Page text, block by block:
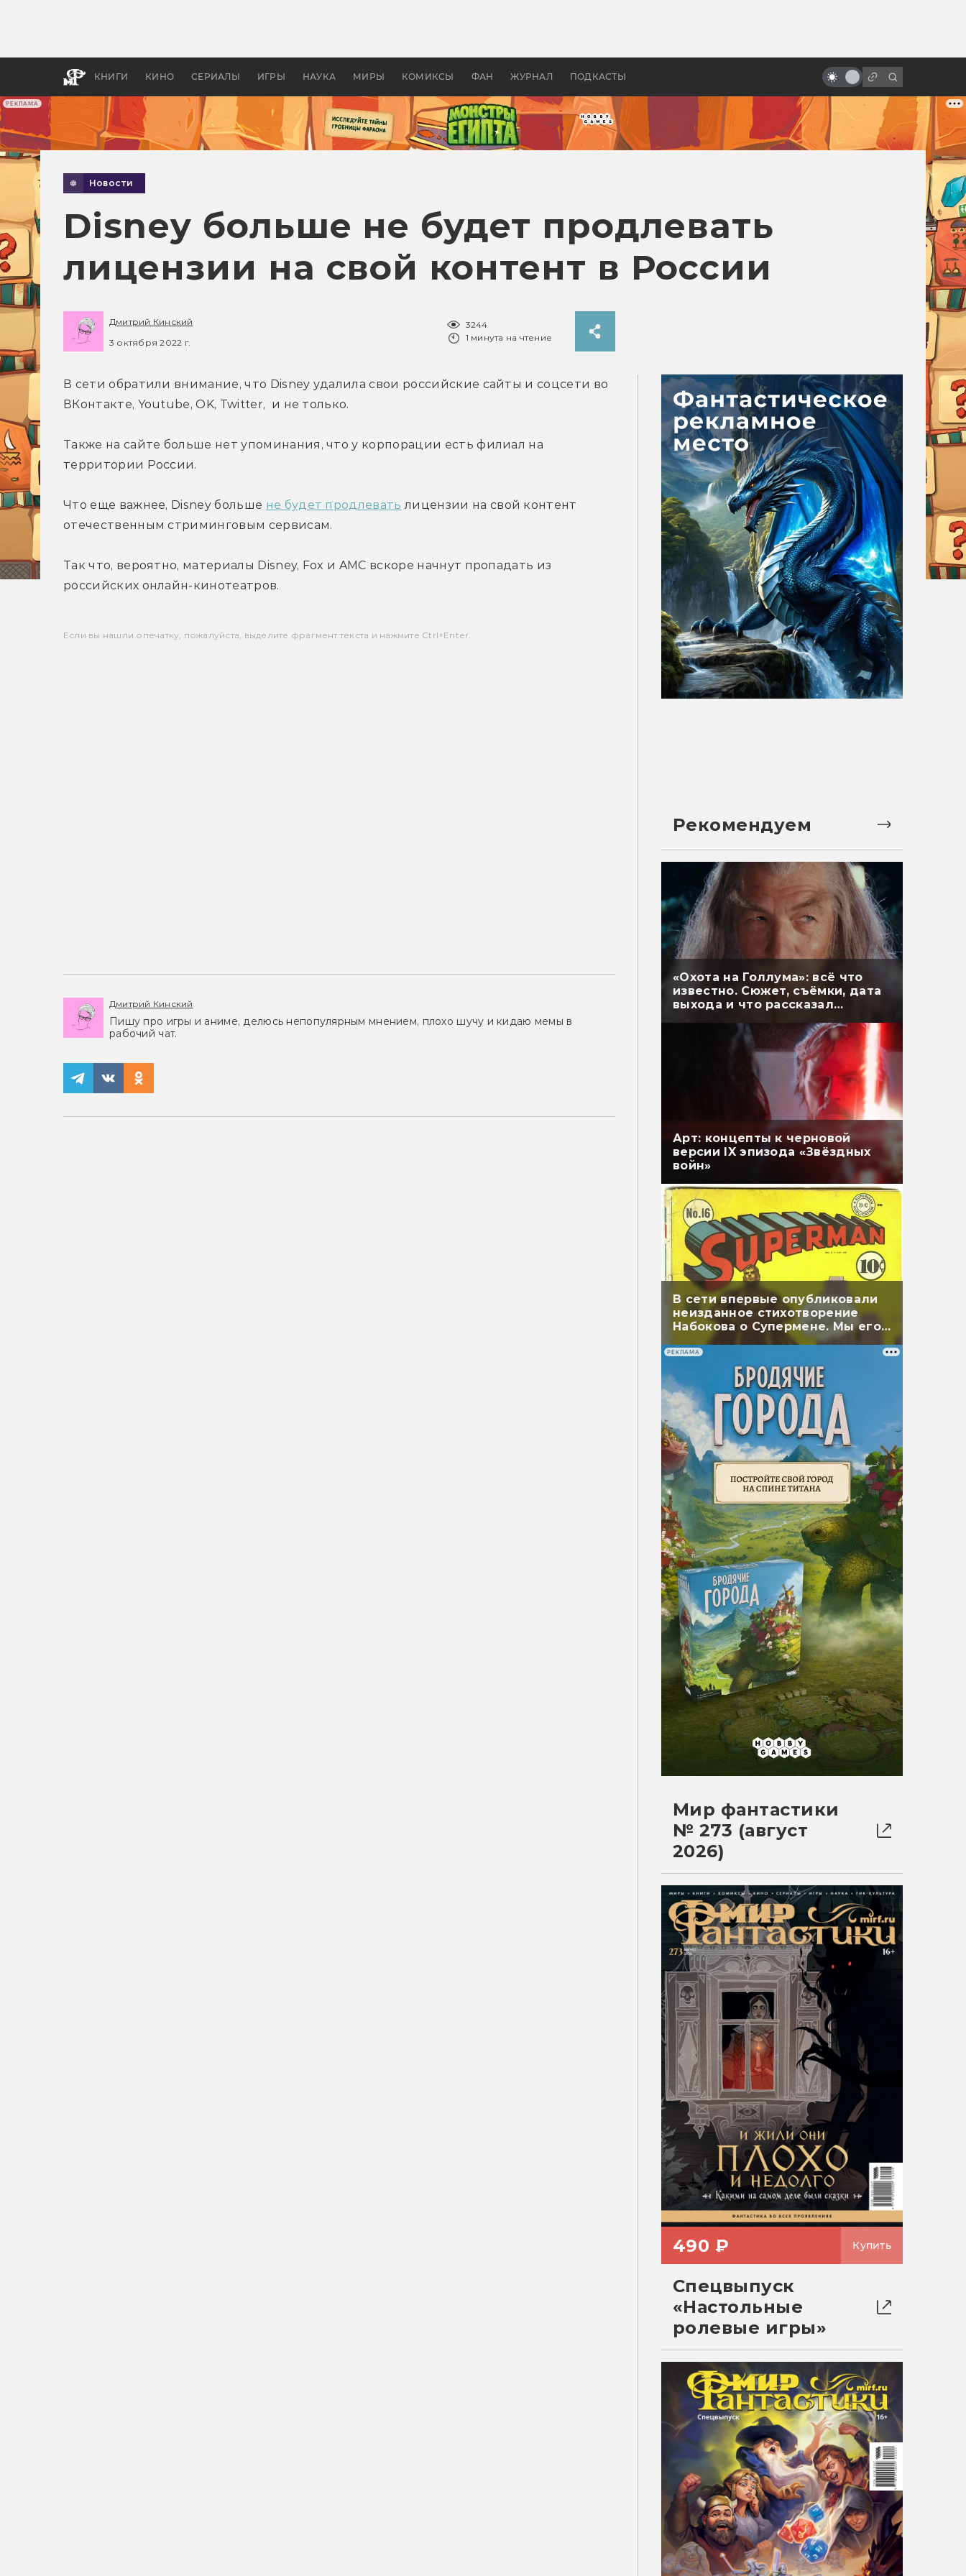
РЕКЛАМА
КНИГИ КИНО СЕРИАЛЫ ИГРЫ НАУКА МИРЫ КОМИКСЫ ФАН ЖУРНАЛ ПОДКАСТЫ
бы «Властелина колец»
Древней Грецией
страньше!
Новости
Disney больше не будет продлевать
лицензии на свой контент в России
Дмитрий Кинский
3 октября 2022 г.
3244
1 минута на чтение
В сети обратили внимание, что Disney удалила свои российские сайты и соцсети во
ВКонтакте, Youtube, OK, Twitter,  и не только.
Также на сайте больше нет упоминания, что у корпорации есть филиал на
территории России.
Что еще важнее, Disney больше не будет продлевать лицензии на свой контент
отечественным стриминговым сервисам.
Так что, вероятно, материалы Disney, Fox и AMC вскоре начнут пропадать из
российских онлайн-кинотеатров.
Если вы нашли опечатку, пожалуйста, выделите фрагмент текста и нажмите Ctrl+Enter.
Дмитрий Кинский
Пишу про игры и аниме, делюсь непопулярным мнением, плохо шучу и кидаю мемы в
рабочий чат.
Рекомендуем
«Охота на Голлума»: всё что
известно. Сюжет, съёмки, дата
выхода и что рассказал
Арт: концепты к черновой
версии IX эпизода «Звёздных
войн»
В сети впервые опубликовали
неизданное стихотворение
Набокова о Супермене. Мы его
перевели
РЕКЛАМА
Мир фантастики
№ 273 (август
2026)
490 ₽ Купить
Спецвыпуск
«Настольные
ролевые игры»